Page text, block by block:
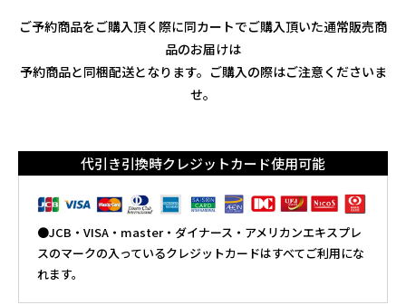
ご予約商品をご購入頂く際に同カートでご購入頂いた通常販売商
品のお届けは
予約商品と同梱配送となります。ご購入の際はご注意くださいま
せ。
代引き引換時クレジットカード使用可能
●JCB・VISA・master・ダイナース・アメリカンエキスプレ
スのマークの入っているクレジットカードはすべてご利用にな
れます。